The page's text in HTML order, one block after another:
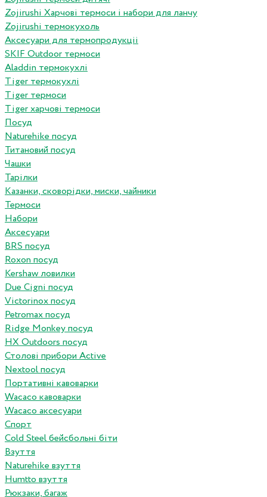
Zojirushi Харчові термоси і набори для ланчу
Zojirushi термокухоль
Аксесуари для термопродукціі
SKIF Outdoor термоси
Aladdin термокухлі
Tiger термокухлі
Tiger термоси
Tiger харчові термоси
Посуд
Naturehike посуд
Титановий посуд
Чашки
Тарілки
Казанки, сковорідки, миски, чайники
Термоси
Набори
Аксесуари
BRS посуд
Roxon посуд
Kershaw ловилки
Due Cigni посуд
Victorinox посуд
Petromax посуд
Ridge Monkey посуд
HX Outdoors посуд
Столові прибори Active
Nextool посуд
Портативні кавоварки
Wacaco кавоварки
Wacaco аксесуари
Спорт
Cold Steel бейсбольні біти
Взуття
Naturehike взуття
Humtto взуття
Рюкзаки, багаж